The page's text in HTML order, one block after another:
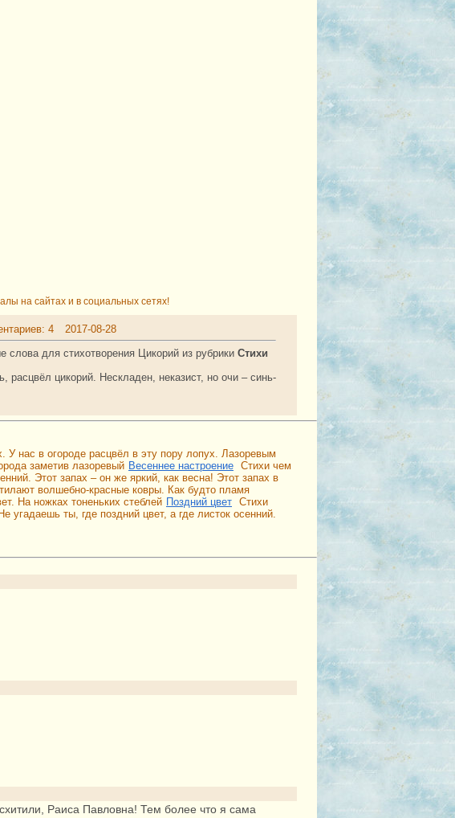
на сайтах и в социальных сетях!
4
2017-08-28
слова для стихотворения Цикорий из рубрики Стихи
расцвёл цикорий. Нескладен, неказист, но очи – синь-
У нас в огороде расцвёл в эту пору лопух. Лазоревым
заметив лазоревый Весеннее настроение Стихи чем
Этот запах – он же яркий, как весна! Этот запах в
волшебно-красные ковры. Как будто пламя
На ножках тоненьких стеблей Поздний цвет Стихи
ты, где поздний цвет, а где листок осенний.
Раиса Павловна! Тем более что я сама